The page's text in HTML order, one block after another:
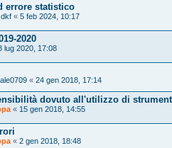
errore statistico
« 5 feb 2024, 10:17
2020
lug 2020, 17:08
« 24 gen 2018, 17:14
dovuto all'utilizzo di
« 15 gen 2018, 14:55
« 2 gen 2018, 18:48